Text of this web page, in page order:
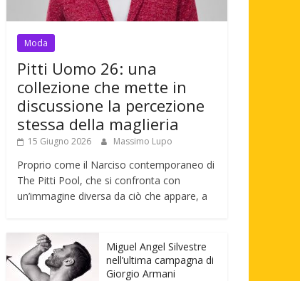
Moda
Pitti Uomo 26: una
collezione che mette in
discussione la percezione
stessa della maglieria
15 Giugno 2026 Massimo Lupo
Proprio come il Narciso contemporaneo di
The Pitti Pool, che si confronta con
un’immagine diversa da ciò che appare, a
Miguel Angel Silvestre
nell’ultima campagna di
Giorgio Armani